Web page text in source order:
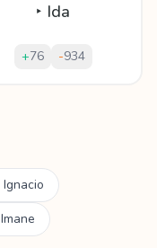
‣ Ida
+76 -934
Ignacio
Imane